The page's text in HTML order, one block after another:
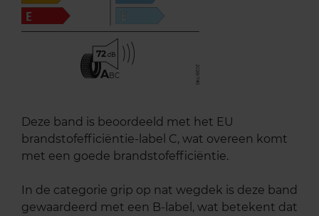
72
ABC
Deze band is beoordeeld met het EU
brandstofefficiëntie-label C, wat overeen komt
met een goede brandstofefficiëntie.
In de categorie grip op nat wegdek is deze band
gewaardeerd met een B-label, wat betekent dat